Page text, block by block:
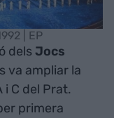
| EP
delsJocs
va ampliar la
i C del Prat.
primera